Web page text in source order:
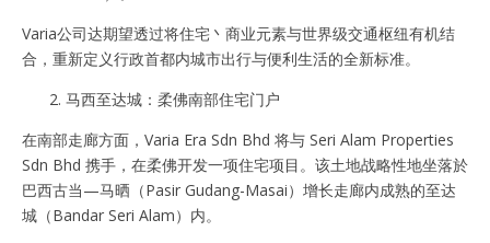
Varia公司达期望透过将住宅丶商业元素与世界级交通枢纽有机结
合，重新定义行政首都内城市出行与便利生活的全新标准。
马西至达城：柔佛南部住宅门户
在南部走廊方面，Varia Era Sdn Bhd 将与 Seri Alam Properties
Sdn Bhd 携手，在柔佛开发一项住宅项目。该土地战略性地坐落於
巴西古当—马晒（Pasir Gudang-Masai）增长走廊内成熟的至达
城（Bandar Seri Alam）内。